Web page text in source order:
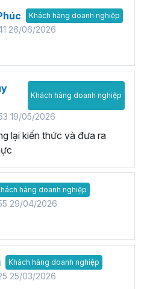
Khách hàng doanh nghiệp
26/06/2026
Khách hàng doanh nghiệp
19/05/2026
lại kiến thức và đưa ra
hàng doanh nghiệp
29/04/2026
Khách hàng doanh nghiệp
25/03/2026